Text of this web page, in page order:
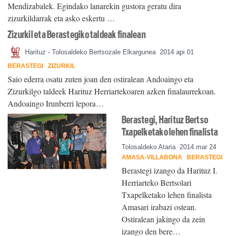
Mendizabalek. Egindako lanarekin gustora geratu dira
zizurkildarrak eta asko eskertu …
Zizurkil eta Berastegiko taldeak finalean
Harituz - Tolosaldeko Bertsozale Elkargunea 2014 api 01
BERASTEGI ZIZURKIL
Saio ederra osatu zuten joan den ostiralean Andoaingo eta
Zizurkilgo taldeek Harituz Herriartekoaren azken finalaurrekoan.
Andoaingo Irunberri lepora…
Berastegi, Harituz Bertso
Txapelketako lehen finalista
Tolosaldeko Ataria 2014 mar 24
AMASA-VILLABONA BERASTEGI
Berastegi izango da Harituz I.
Herriarteko Bertsolari
Txapelketako lehen finalista
Amasari irabazi ostean.
Ostiralean jakingo da zein
izango den bere…